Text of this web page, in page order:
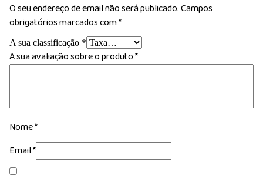
O seu endereço de email não será publicado.Campos
obrigatórios marcados com*
A sua classificação *
A sua avaliação sobre o produto*
Nome*
Email*